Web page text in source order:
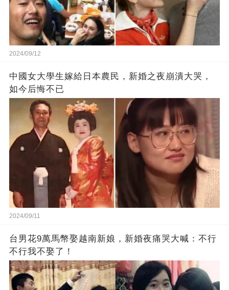
2024/09/12
中國女大學生嫁給日本農民，新婚之夜崩潰大哭，
如今后悔不已
2024/09/11
台男花9萬馬幣娶越南新娘，新婚夜痛哭大喊：不行
不行我不娶了！